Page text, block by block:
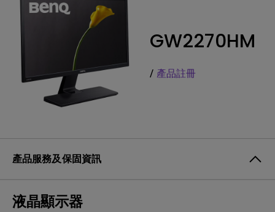
GW2270HM
/ 產品註冊
產品服務及保固資訊
液晶顯示器